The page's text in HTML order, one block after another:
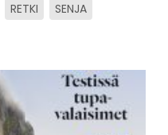
RETKI
SENJA